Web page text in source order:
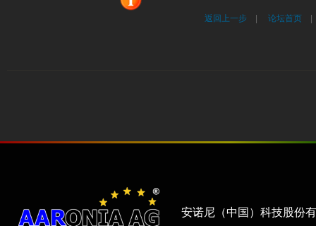
返回上一步 论坛首页
安诺尼（中国）科技股份